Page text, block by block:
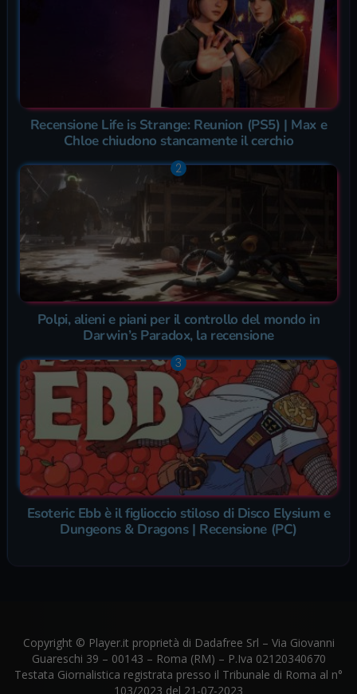
Recensione Life is Strange: Reunion (PS5) | Max e
Chloe chiudono stancamente il cerchio
Polpi, alieni e piani per il controllo del mondo in
Darwin’s Paradox, la recensione
Esoteric Ebb è il figlioccio stiloso di Disco Elysium e
Dungeons & Dragons | Recensione (PC)
Copyright © Player.it proprietà di Dadafree Srl – Via Giovanni
Guareschi 39 – 00143 – Roma (RM) – P.Iva 02120340670
Testata Giornalistica registrata presso il Tribunale di Roma al n°
103/2023 del 21-07-2023